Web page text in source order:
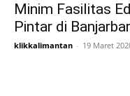
Minim Fasilitas
Pintar di
klikkalimantan - 19 Maret